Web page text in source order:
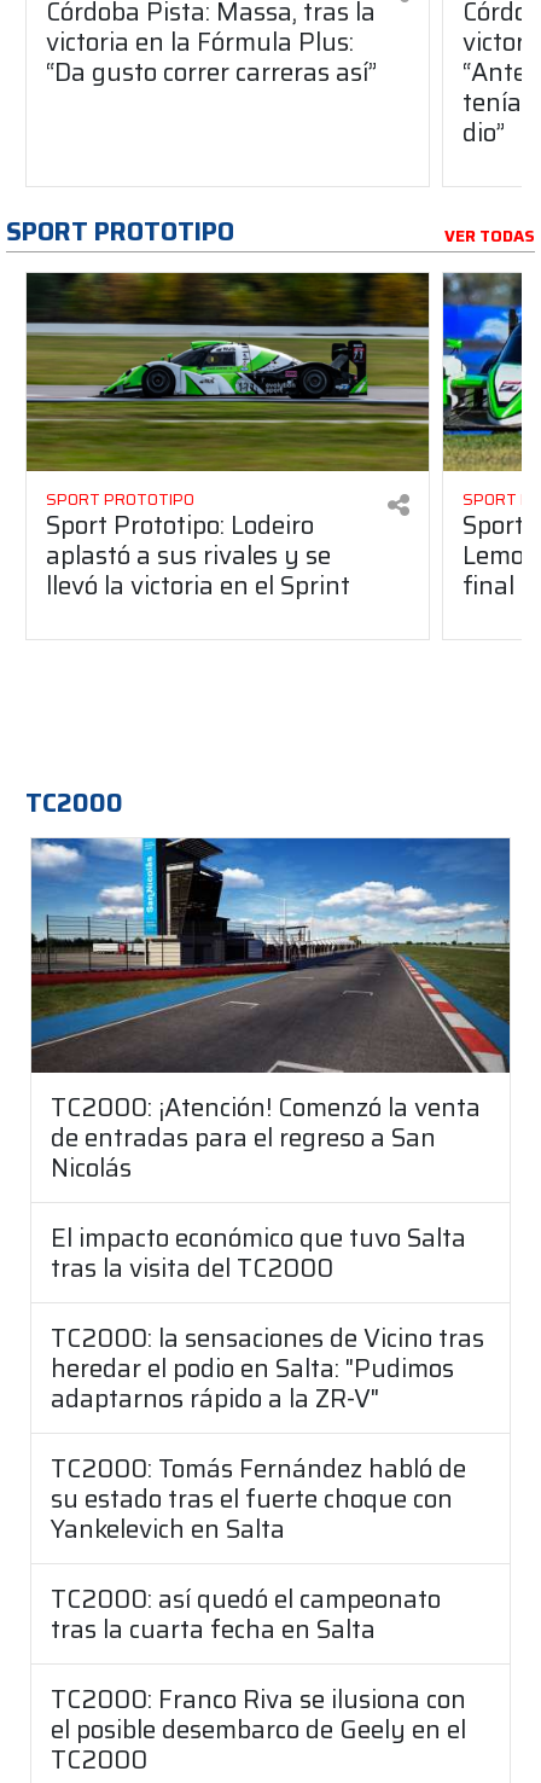
Córdoba Pista: Massa, tras la
victoria en la Fórmula Plus:
“Da gusto correr carreras así”
dio”
SPORT PROTOTIPO VER TODAS
SPORT PROTOTIPO
Sport Prototipo: Lodeiro
aplastó a sus rivales y se
llevó la victoria en el Sprint
SPORT
Sport
final
TC2000
TC2000: ¡Atención! Comenzó la venta
de entradas para el regreso a San
Nicolás
El impacto económico que tuvo Salta
tras la visita del TC2000
TC2000: la sensaciones de Vicino tras
heredar el podio en Salta: "Pudimos
adaptarnos rápido a la ZR-V"
TC2000: Tomás Fernández habló de
su estado tras el fuerte choque con
Yankelevich en Salta
TC2000: así quedó el campeonato
tras la cuarta fecha en Salta
TC2000: Franco Riva se ilusiona con
el posible desembarco de Geely en el
TC2000